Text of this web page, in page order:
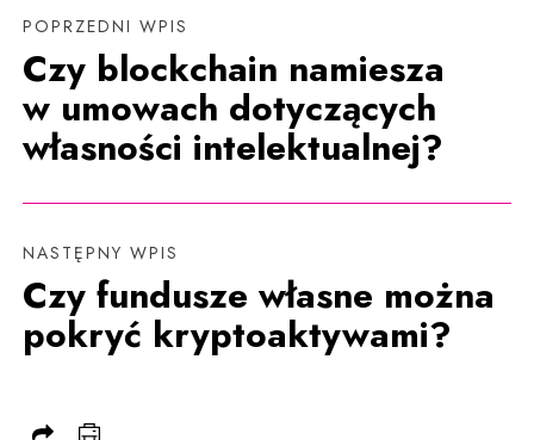
POPRZEDNI WPIS
Czy blockchain namiesza
w umowach dotyczących
własności intelektualnej?
NASTĘPNY WPIS
Czy fundusze własne można
pokryć kryptoaktywami?